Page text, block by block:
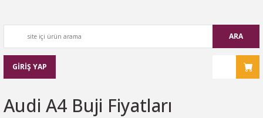
ARA
GİRİŞ YAP
Audi A4 Buji Fiyatları